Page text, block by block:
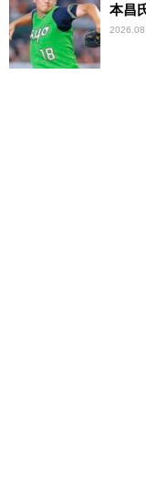
本昌